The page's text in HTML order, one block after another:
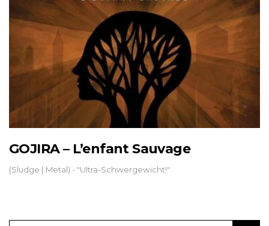
GOJIRA – L’enfant Sauvage
(Sludge | Metal) - "Ultra-Schwergewicht!"